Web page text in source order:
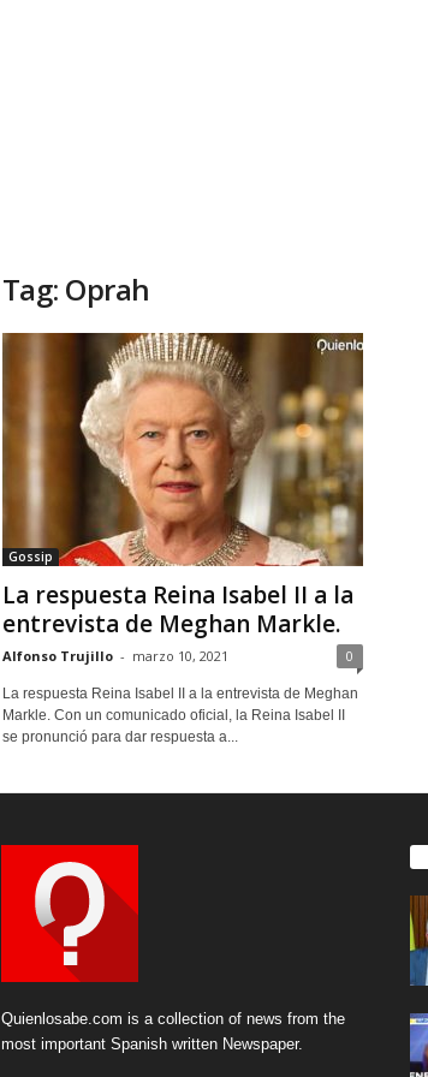
Tag: Oprah
Gossip
La respuesta Reina Isabel II a la
entrevista de Meghan Markle.
Alfonso Trujillo - marzo 10, 2021 0
La respuesta Reina Isabel II a la entrevista de Meghan
Markle. Con un comunicado oficial, la Reina Isabel II
se pronunció para dar respuesta a...
Quienlosabe.com is a collection of news from the
most important Spanish written Newspaper.